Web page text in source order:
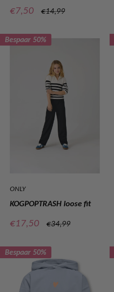
Verkoopprijs
€7,50
Normale
€14,99
Bespaar 50%
ONLY
KOGPOPTRASH loose fit
Verkoopprijs
€17,50
Normale
€34,99
Bespaar 50%